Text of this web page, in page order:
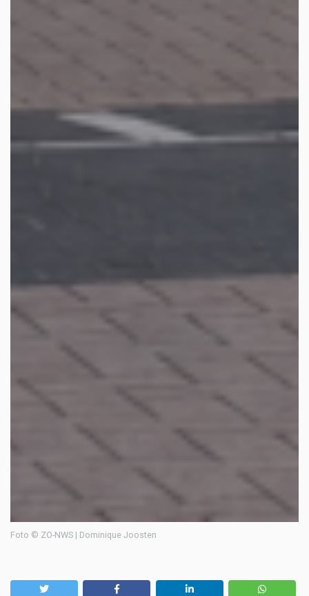
Foto © ZO-NWS | Dominique Joosten